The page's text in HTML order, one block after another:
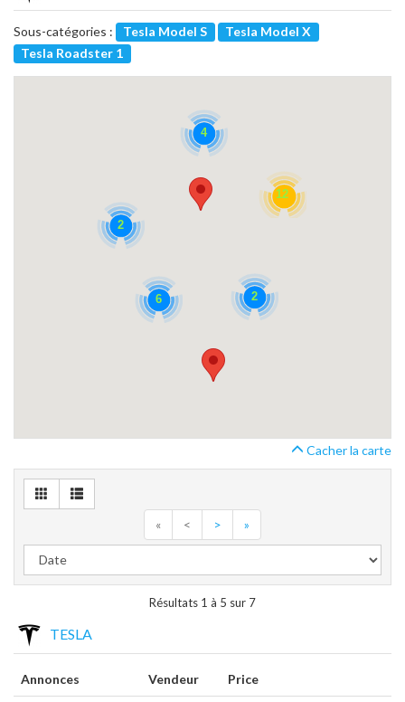
Sous-catégories : Tesla Model S
Tesla Model X
Tesla Roadster 1
12
2
2
6
4
Cacher la carte
« < > »
Résultats 1 à 5 sur 7
TESLA
Annonces Vendeur Price